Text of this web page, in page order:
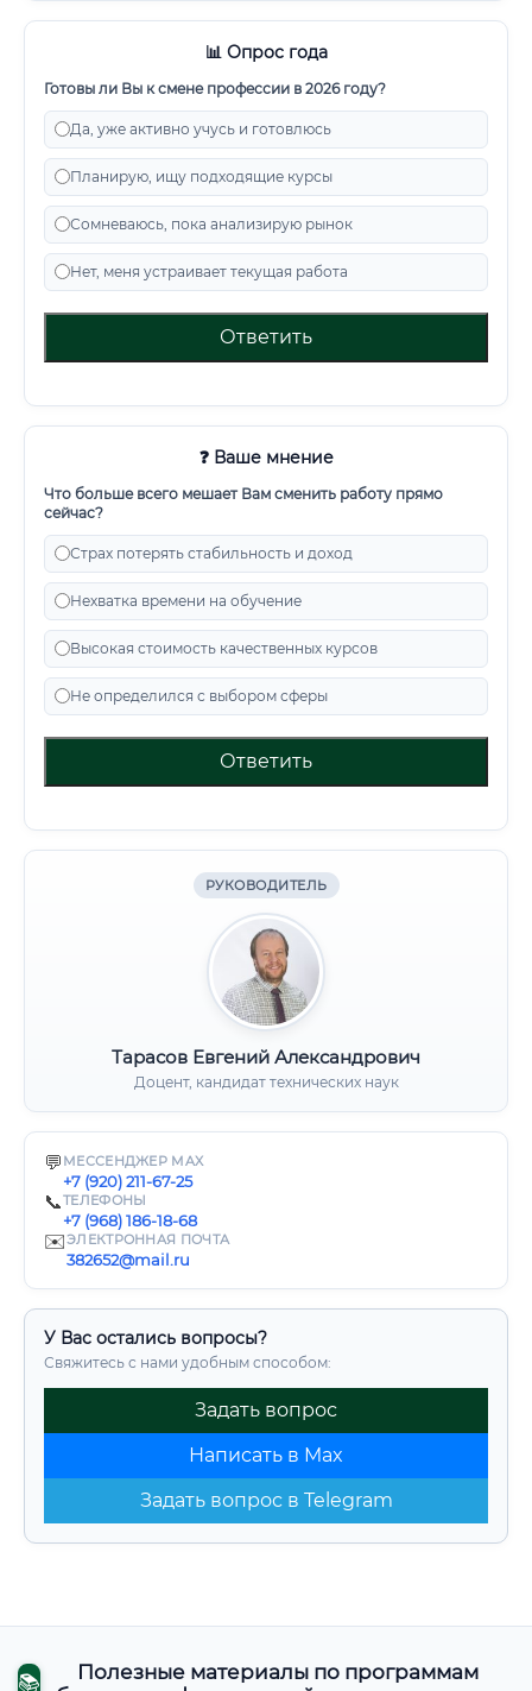
📊 Опрос года
Готовы ли Вы к смене профессии в 2026 году?
Да, уже активно учусь и готовлюсь
Планирую, ищу подходящие курсы
Сомневаюсь, пока анализирую рынок
Нет, меня устраивает текущая работа
Ответить
❓ Ваше мнение
Что больше всего мешает Вам сменить работу прямо
сейчас?
Страх потерять стабильность и доход
Нехватка времени на обучение
Высокая стоимость качественных курсов
Не определился с выбором сферы
Ответить
РУКОВОДИТЕЛЬ
Тарасов Евгений Александрович
Доцент, кандидат технических наук
💬 МЕССЕНДЖЕР MAX
+7 (920) 211-67-25
📞ТЕЛЕФОНЫ
+7 (968) 186-18-68
✉️ЭЛЕКТРОННАЯ ПОЧТА
382652@mail.ru
У Вас остались вопросы?
Свяжитесь с нами удобным способом:
Задать вопрос
Написать в Max
Задать вопрос в Telegram
📚
Полезные материалы по программам